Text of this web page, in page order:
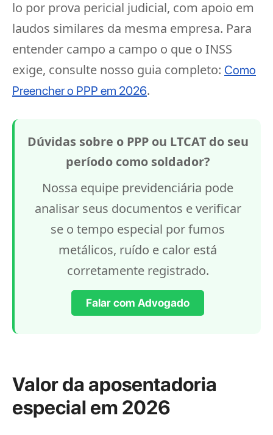
lo por prova pericial judicial, com apoio em
laudos similares da mesma empresa. Para
entender campo a campo o que o INSS
exige, consulte nosso guia completo: Como
Preencher o PPP em 2026.
Dúvidas sobre o PPP ou LTCAT do seu
período como soldador?
Nossa equipe previdenciária pode
analisar seus documentos e verificar
se o tempo especial por fumos
metálicos, ruído e calor está
corretamente registrado.
Falar com Advogado
Valor da aposentadoria
especial em 2026